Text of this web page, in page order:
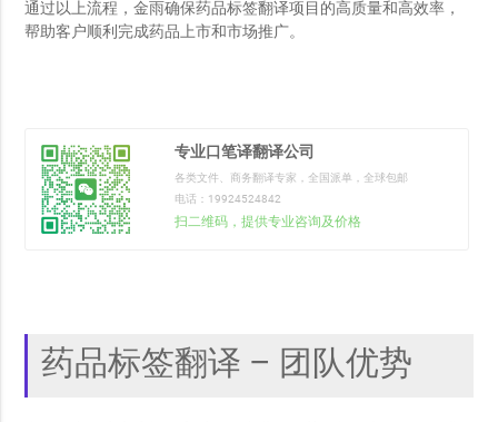
通过以上流程，金雨确保药品标签翻译项目的高质量和高效率，
帮助客户顺利完成药品上市和市场推广。
专业口笔译翻译公司
各类文件、商务翻译专家，全国派单，全球包邮
电话：19924524842
扫二维码，提供专业咨询及价格
药品标签翻译 – 团队优势